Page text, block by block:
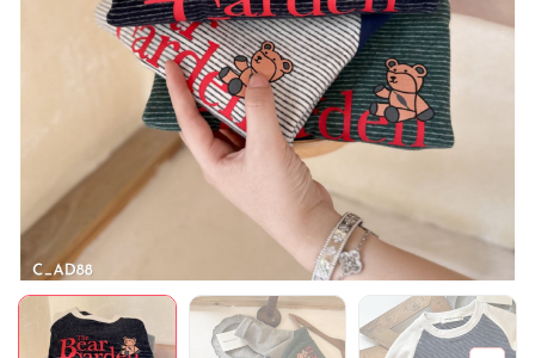
Mã giảm giá:
Ngày hết hạn:
Điều kiện: